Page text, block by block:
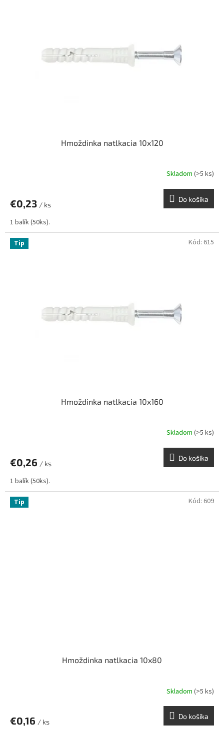
Hmoždinka natlkacia 10x120
Skladom (>5 ks)
€0,23 / ks
Do košíka
1 balík (50ks).
Tip
Hmoždinka natlkacia 10x160
Skladom (>5 ks)
€0,26 / ks
Do košíka
1 balík (50ks).
Kód: 615
Tip
Hmoždinka natlkacia 10x80
Skladom (>5 ks)
€0,16 / ks
Do košíka
Kód: 609